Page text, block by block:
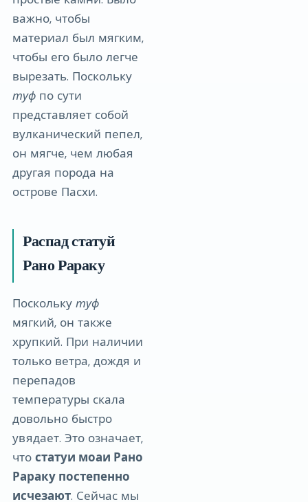
важно, чтобы
материал был мягким,
чтобы его было легче
вырезать. Поскольку
туфпо сути
представляет собой
вулканический пепел,
он мягче, чем любая
другая порода на
острове Пасхи.
Распад статуй
Рано Рараку
Поскольку туф
мягкий, он также
хрупкий. При наличии
только ветра, дождя и
перепадов
температуры скала
довольно быстро
увядает. Это означает,
что статуи моаи Рано
Рараку постепенно
исчезают. Сейчас мы